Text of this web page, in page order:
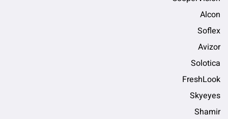
Alcon
Soflex
Avizor
Solotica
FreshLook
Skyeyes
Shamir